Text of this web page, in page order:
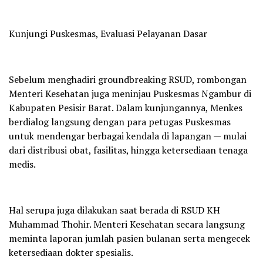
Kunjungi Puskesmas, Evaluasi Pelayanan Dasar
Sebelum menghadiri groundbreaking RSUD, rombongan
Menteri Kesehatan juga meninjau Puskesmas Ngambur di
Kabupaten Pesisir Barat. Dalam kunjungannya, Menkes
berdialog langsung dengan para petugas Puskesmas
untuk mendengar berbagai kendala di lapangan — mulai
dari distribusi obat, fasilitas, hingga ketersediaan tenaga
medis.
Hal serupa juga dilakukan saat berada di RSUD KH
Muhammad Thohir. Menteri Kesehatan secara langsung
meminta laporan jumlah pasien bulanan serta mengecek
ketersediaan dokter spesialis.